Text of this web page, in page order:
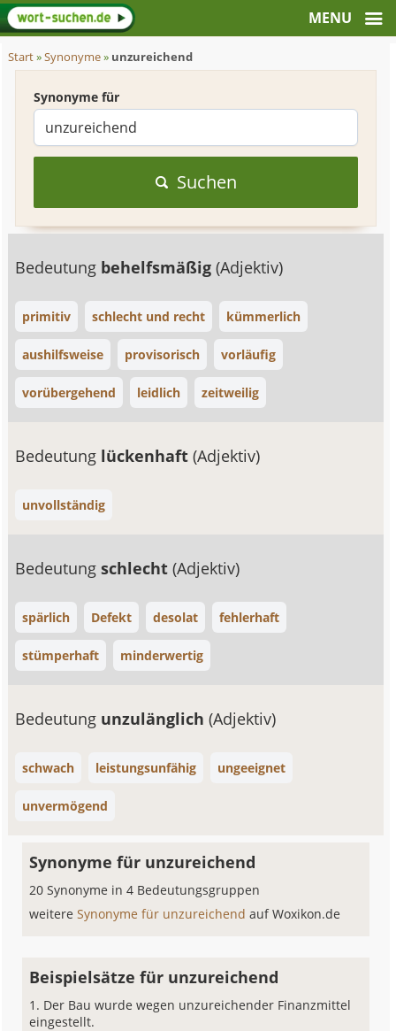
Start»Synonyme» unzureichend
Synonyme für
Suchen
Bedeutung behelfsmäßig(Adjektiv)
primitiv schlecht und recht kümmerlich
aushilfsweise provisorisch vorläufig
vorübergehend leidlich zeitweilig
Bedeutung lückenhaft(Adjektiv)
unvollständig
Bedeutungschlecht(Adjektiv)
spärlich Defekt desolat fehlerhaft
stümperhaft minderwertig
Bedeutung unzulänglich(Adjektiv)
schwach leistungsunfähig ungeeignet
unvermögend
Synonyme für unzureichend
20 Synonyme in 4 Bedeutungsgruppen
weitereSynonyme für unzureichendauf Woxikon.de
Beispielsätze für unzureichend
Der Bau wurde wegen unzureichender Finanzmittel
eingestellt.